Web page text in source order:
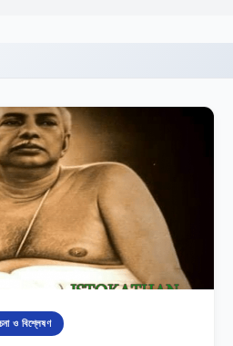
ও বিশ্লেষণ